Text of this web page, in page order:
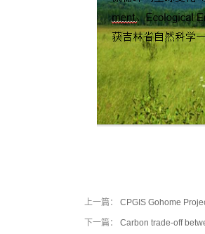
上一篇： CPGIS Gohome
下一篇： Carbon trade-off